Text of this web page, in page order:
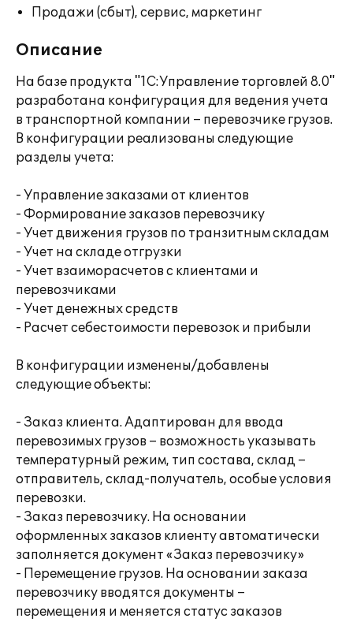
Продажи (сбыт), сервис, маркетинг
Описание
На базе продукта "1С:Управление торговлей 8.0"
разработана конфигурация для ведения учета
в транспортной компании – перевозчике грузов.
В конфигурации реализованы следующие
разделы учета:
- Управление заказами от клиентов
- Формирование заказов перевозчику
- Учет движения грузов по транзитным складам
- Учет на складе отгрузки
- Учет взаиморасчетов с клиентами и
перевозчиками
- Учет денежных средств
- Расчет себестоимости перевозок и прибыли
В конфигурации изменены/добавлены
следующие объекты:
- Заказ клиента. Адаптирован для ввода
перевозимых грузов – возможность указывать
температурный режим, тип состава, склад –
отправитель, склад-получатель, особые условия
перевозки.
- Заказ перевозчику. На основании
оформленных заказов клиенту автоматически
заполняется документ «Заказ перевозчику»
- Перемещение грузов. На основании заказа
перевозчику вводятся документы –
перемещения и меняется статус заказов